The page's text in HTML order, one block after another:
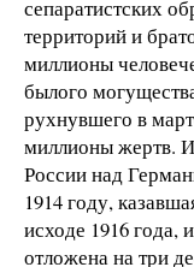
сепаратистских
территорий и
миллионы
былого
рухнувшего в
миллионы жертв.
России над
1914 году,
исходе 1916 года,
отложена на три